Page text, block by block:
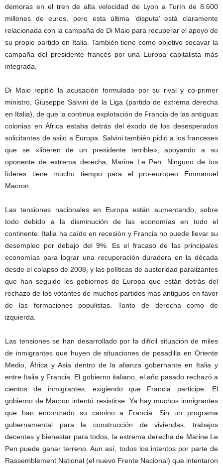
demoras en el tren de alta velocidad de Lyon a Turín de 8.600
millones de euros, pero esta última ‘disputa’ está claramente
relacionada con la campaña de Di Maio para recuperar el apoyo de
su propio partido en Italia. También tiene como objetivo socavar la
campaña del presidente francés por una Europa capitalista más
integrada.
Di Maio repitió la acusación formulada por su rival y co-primer
ministro, Giuseppe Salvini de la Liga (partido de extrema derecha
en Italia), de que la continua explotación de Francia de las antiguas
colonias en África estaba detrás del éxodo de los desesperados
solicitantes de asilo a Europa. Salvini también pidió a los franceses
que se «liberen de un presidente terrible», apoyando a su
oponente de extrema derecha, Marine Le Pen. Ninguno de los
líderes tiene mucho tiempo para el pro-europeo Emmanuel
Macron.
Las tensiones nacionales en Europa están aumentando, sobre
todo debido a la disminución de las economías en todo el
continente. Italia ha caído en recesión y Francia no puede llevar su
desempleo por debajo del 9%. Es el fracaso de las principales
economías para lograr una recuperación duradera en la década
desde el colapso de 2008, y las políticas de austeridad paralizantes
que han seguido los gobiernos de Europa que están detrás del
rechazo de los votantes de muchos partidos más antiguos en favor
de las formaciones populistas. Tanto de derecha como de
izquierda.
Las tensiones se han desarrollado por la difícil situación de miles
de inmigrantes que huyen de situaciones de pesadilla en Oriente
Medio, África y Asia dentro de la alianza gobernante en Italia y
entre Italia y Francia. El gobierno italiano, el año pasado rechazó a
cientos de inmigrantes, exigiendo que Francia participe. El
gobierno de Macron intentó resistirse. Ya hay muchos inmigrantes
que han encontrado su camino a Francia. Sin un programa
gubernamental para la construcción de viviendas, trabajos
decentes y bienestar para todos, la extrema derecha de Marine Le
Pen puede ganar terreno. Aun así, todos los intentos por parte de
Rassemblement National (el nuevo Frente Nacional) que intentaron